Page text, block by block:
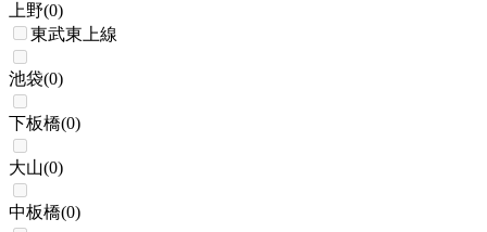
上野(0)
東武東上線
池袋(0)
下板橋(0)
大山(0)
中板橋(0)